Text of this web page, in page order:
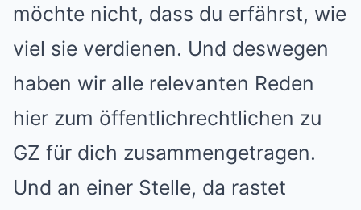
möchte nicht, dass du erfährst, wie
viel sie verdienen. Und deswegen
haben wir alle relevanten Reden
hier zum öffentlichrechtlichen zu
GZ für dich zusammengetragen.
Und an einer Stelle, da rastet